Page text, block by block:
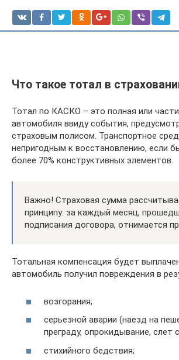
Что такое тотал в
Тотал по КАСКО – это полная или
автомобиля ввиду события,
страховым полисом. Транспортное
непригодным к восстановлению, если
более 70% конструктивных элементов.
Важно! Страховая сумма
принципу: за каждый месяц,
подписания договора, отнимается
Тотальная компенсация будет
автомобиль получил повреждения в
возгорания;
серьезной аварии (наезд на
преграду, опрокидывание, слет
стихийного бедствия;